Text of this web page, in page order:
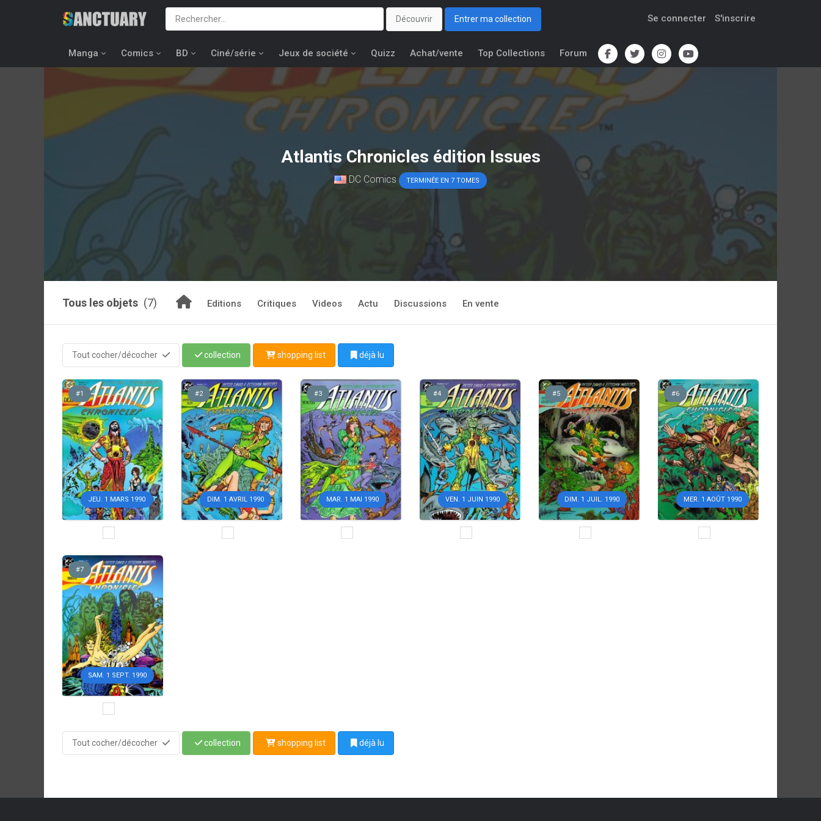
Découvrir Entrer ma collection Se connecter S'inscrire
Manga Comics BD Ciné/série Jeux de société Quizz Achat/vente Top Collections Forum
Atlantis Chronicles édition Issues
DC Comics TERMINÉE EN 7 TOMES
Tous les objets (7) Editions Critiques Videos Actu Discussions En vente
Tout cocher/décocher collection shopping list déjà lu
JEU. 1 MARS 1990
#1
DIM. 1 AVRIL 1990
#2
MAR. 1 MAI 1990
#3
VEN. 1 JUIN 1990
#4
DIM. 1 JUIL. 1990
#5
MER. 1 AOÛT 1990
#6
SAM. 1 SEPT. 1990
#7
Tout cocher/décocher collection shopping list déjà lu